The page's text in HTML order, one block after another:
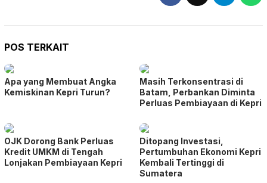
POS TERKAIT
Apa yang Membuat Angka
Kemiskinan Kepri Turun?
Masih Terkonsentrasi di
Batam, Perbankan Diminta
Perluas Pembiayaan di Kepri
OJK Dorong Bank Perluas
Kredit UMKM di Tengah
Lonjakan Pembiayaan Kepri
Ditopang Investasi,
Pertumbuhan Ekonomi Kepri
Kembali Tertinggi di
Sumatera